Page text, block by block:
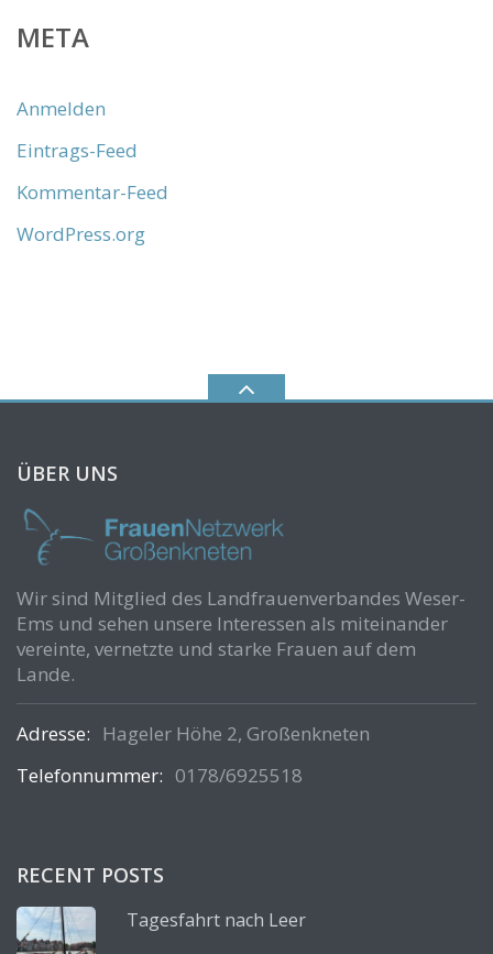
META
Anmelden
Eintrags-Feed
Kommentar-Feed
WordPress.org
ÜBER UNS
Wir sind Mitglied des Landfrauenverbandes Weser-
Ems und sehen unsere Interessen als miteinander
vereinte, vernetzte und starke Frauen auf dem
Lande.
Adresse: Hageler Höhe 2, Großenkneten
Telefonnummer: 0178/6925518
RECENT POSTS
Tagesfahrt nach Leer